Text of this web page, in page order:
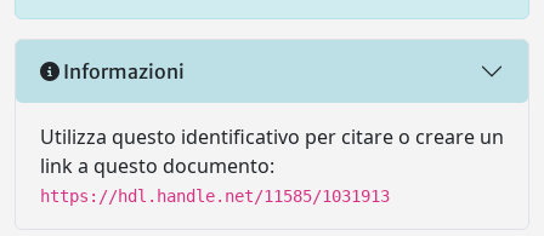
Informazioni
Utilizza questo identificativo per citare o creare un
link a questo documento:
https://hdl.handle.net/11585/1031913